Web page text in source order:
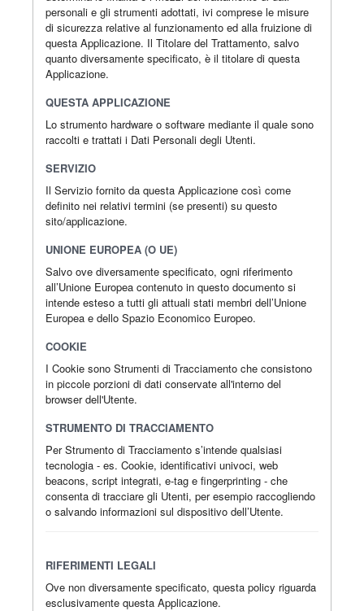
personali e gli strumenti adottati, ivi comprese le misure
di sicurezza relative al funzionamento ed alla fruizione di
questa Applicazione. Il Titolare del Trattamento, salvo
quanto diversamente specificato, è il titolare di questa
Applicazione.
QUESTA APPLICAZIONE
Lo strumento hardware o software mediante il quale sono
raccolti e trattati i Dati Personali degli Utenti.
SERVIZIO
Il Servizio fornito da questa Applicazione così come
definito nei relativi termini (se presenti) su questo
sito/applicazione.
UNIONE EUROPEA (O UE)
Salvo ove diversamente specificato, ogni riferimento
all’Unione Europea contenuto in questo documento si
intende esteso a tutti gli attuali stati membri dell’Unione
Europea e dello Spazio Economico Europeo.
COOKIE
I Cookie sono Strumenti di Tracciamento che consistono
in piccole porzioni di dati conservate all'interno del
browser dell'Utente.
STRUMENTO DI TRACCIAMENTO
Per Strumento di Tracciamento s’intende qualsiasi
tecnologia - es. Cookie, identificativi univoci, web
beacons, script integrati, e-tag e fingerprinting - che
consenta di tracciare gli Utenti, per esempio raccogliendo
o salvando informazioni sul dispositivo dell’Utente.
RIFERIMENTI LEGALI
Ove non diversamente specificato, questa policy riguarda
esclusivamente questa Applicazione.